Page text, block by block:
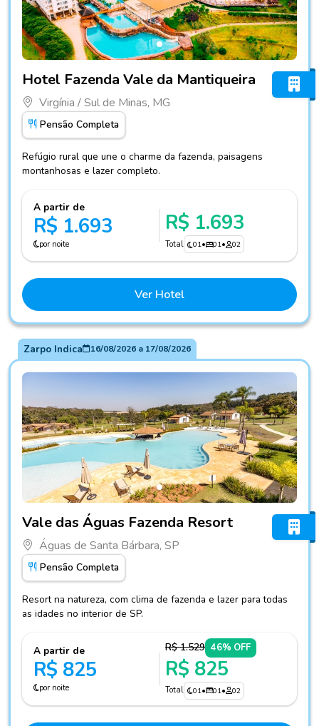
Hotel Fazenda Vale da Mantiqueira
Virgínia / Sul de Minas, MG
Pensão Completa
Refúgio rural que une o charme da fazenda, paisagens
montanhosas e lazer completo.
A partir de
R$ 1.693
por noite
R$ 1.693
Total 01• 01• 02
Ver Hotel
Zarpo Indica 16/08/2026a 17/08/2026
Fotos do hotel Vale das Águas Fazenda Resort
Vale das Águas Fazenda Resort
Águas de Santa Bárbara, SP
Pensão Completa
Resort na natureza, com clima de fazenda e lazer para todas
as idades no interior de SP.
A partir de
R$ 825
por noite
R$ 1.529 46% OFF
R$ 825
Total 01• 01• 02